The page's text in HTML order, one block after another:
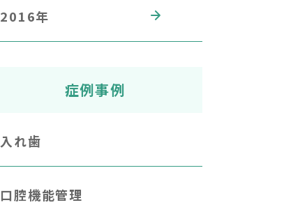
2016年
症例事例
入れ歯
口腔機能管理